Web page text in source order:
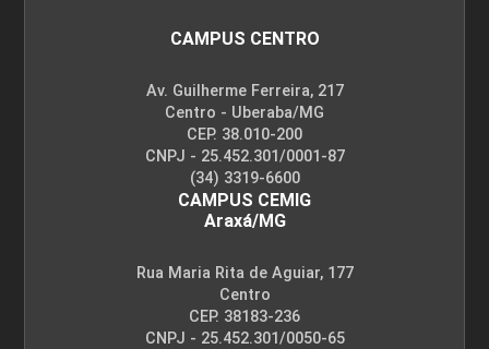
CAMPUS CENTRO
Av. Guilherme Ferreira, 217
Centro - Uberaba/MG
CEP. 38.010-200
CNPJ - 25.452.301/0001-87
(34) 3319-6600
CAMPUS CEMIG
Araxá/MG
Rua Maria Rita de Aguiar, 177
Centro
CEP. 38183-236
CNPJ - 25.452.301/0050-65